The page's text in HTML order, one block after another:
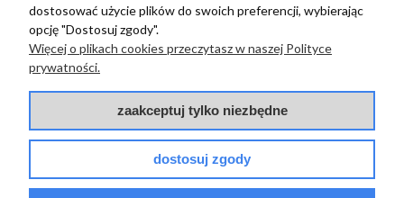
BAZA WIEDZY
PŁATNOŚCI I DOSTAWA
dostosować użycie plików do swoich preferencji, wybierając
opcję "Dostosuj zgody".
Więcej o plikach cookies przeczytasz w naszej Polityce
prywatności.
zaakceptuj tylko niezbędne
dostosuj zgody